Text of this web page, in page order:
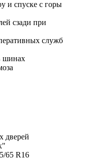
и спуске с горы
сзади при
служб
шинах
дверей
65 R16